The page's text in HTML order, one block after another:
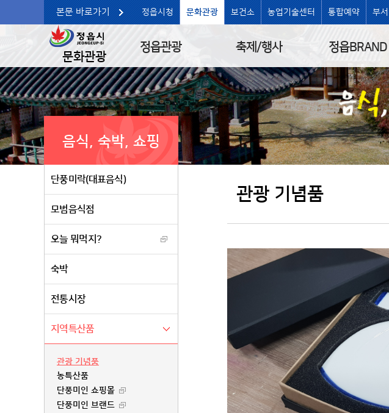
본문 바로가기 정읍시청 문화관광 보건소 농업기술센터 통합예약 부서
문화관광
정읍관광 축제/행사 정읍BRAND
음식, 숙박, 쇼핑
단풍미락(대표음식)
모범음식점
오늘 뭐먹지?
숙박
전통시장
지역특산품
관광 기념품
농특산품
단풍미인 쇼핑몰
단풍미인 브랜드
관광 기념품